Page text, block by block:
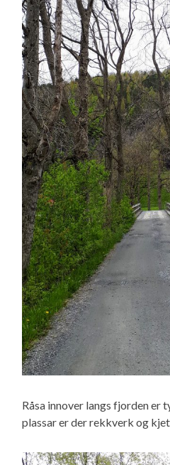
Råsa innover langs fjorden er
plassar er der rekkverk og